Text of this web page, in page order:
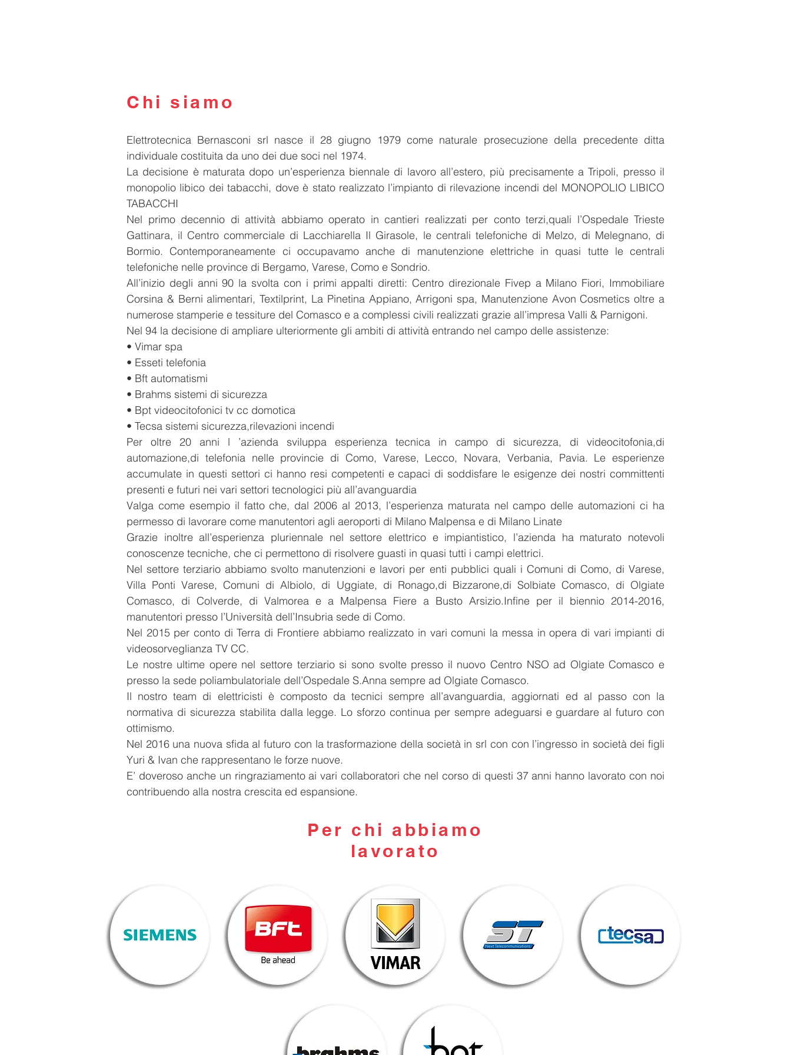
Chi siamo
Elettrotecnica Bernasconi srl nasce il 28 giugno 1979 come naturale prosecuzione della precedente ditta
individuale costituita da uno dei due soci nel 1974.
La decisione è maturata dopo un’esperienza biennale di lavoro all’estero, più precisamente a Tripoli, presso il
monopolio libico dei tabacchi, dove è stato realizzato l’impianto di rilevazione incendi del MONOPOLIO LIBICO
TABACCHI
Nel primo decennio di attività abbiamo operato in cantieri realizzati per conto terzi,quali l’Ospedale Trieste
Gattinara, il Centro commerciale di Lacchiarella Il Girasole, le centrali telefoniche di Melzo, di Melegnano, di
Bormio. Contemporaneamente ci occupavamo anche di manutenzione elettriche in quasi tutte le centrali
telefoniche nelle province di Bergamo, Varese, Como e Sondrio.
All’inizio degli anni 90 la svolta con i primi appalti diretti: Centro direzionale Fivep a Milano Fiori, Immobiliare
Corsina & Berni alimentari, Textilprint, La Pinetina Appiano, Arrigoni spa, Manutenzione Avon Cosmetics oltre a
numerose stamperie e tessiture del Comasco e a complessi civili realizzati grazie all’impresa Valli & Parnigoni.
Nel 94 la decisione di ampliare ulteriormente gli ambiti di attività entrando nel campo delle assistenze:
• Vimar spa
• Esseti telefonia
• Bft automatismi
• Brahms sistemi di sicurezza
• Bpt videocitofonici tv cc domotica
• Tecsa sistemi sicurezza,rilevazioni incendi
Per oltre 20 anni l ’azienda sviluppa esperienza tecnica in campo di sicurezza, di videocitofonia,di
automazione,di telefonia nelle provincie di Como, Varese, Lecco, Novara, Verbania, Pavia. Le esperienze
accumulate in questi settori ci hanno resi competenti e capaci di soddisfare le esigenze dei nostri committenti
presenti e futuri nei vari settori tecnologici più all’avanguardia
Valga come esempio il fatto che, dal 2006 al 2013, l’esperienza maturata nel campo delle automazioni ci ha
permesso di lavorare come manutentori agli aeroporti di Milano Malpensa e di Milano Linate
Grazie inoltre all’esperienza pluriennale nel settore elettrico e impiantistico, l’azienda ha maturato notevoli
conoscenze tecniche, che ci permettono di risolvere guasti in quasi tutti i campi elettrici.
Nel settore terziario abbiamo svolto manutenzioni e lavori per enti pubblici quali i Comuni di Como, di Varese,
Villa Ponti Varese, Comuni di Albiolo, di Uggiate, di Ronago,di Bizzarone,di Solbiate Comasco, di Olgiate
Comasco, di Colverde, di Valmorea e a Malpensa Fiere a Busto Arsizio.Infine per il biennio 2014-2016,
manutentori presso l’Università dell’Insubria sede di Como.
Nel 2015 per conto di Terra di Frontiere abbiamo realizzato in vari comuni la messa in opera di vari impianti di
videosorveglianza TV CC.
Le nostre ultime opere nel settore terziario si sono svolte presso il nuovo Centro NSO ad Olgiate Comasco e
presso la sede poliambulatoriale dell’Ospedale S.Anna sempre ad Olgiate Comasco.
Il nostro team di elettricisti è composto da tecnici sempre all’avanguardia, aggiornati ed al passo con la
normativa di sicurezza stabilita dalla legge. Lo sforzo continua per sempre adeguarsi e guardare al futuro con
ottimismo.
Nel 2016 una nuova sfida al futuro con la trasformazione della società in srl con con l’ingresso in società dei figli
Yuri & Ivan che rappresentano le forze nuove.
E’ doveroso anche un ringraziamento ai vari collaboratori che nel corso di questi 37 anni hanno lavorato con noi
contribuendo alla nostra crescita ed espansione.
Per chi abbiamo
lavorato